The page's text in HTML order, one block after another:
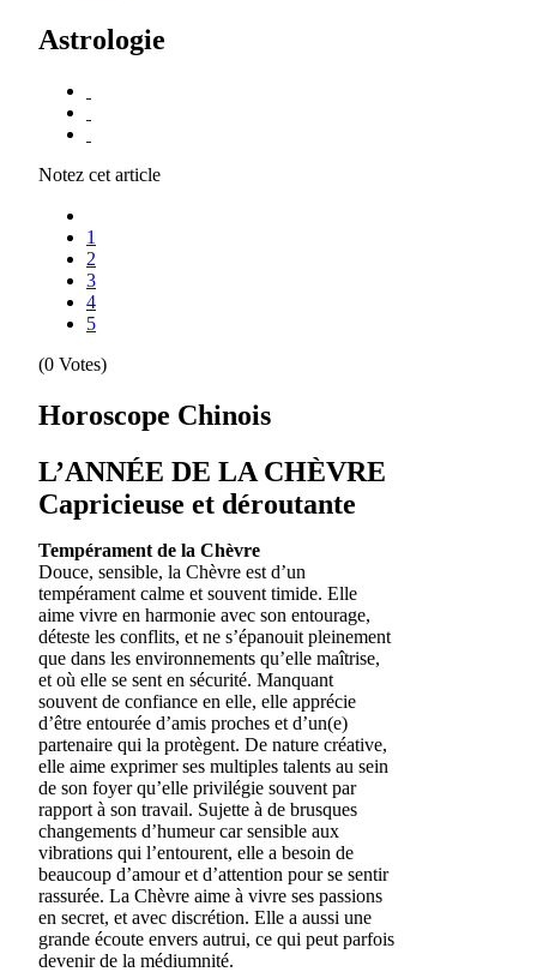
Astrologie
Notez cet article
1
2
3
4
5
(0 Votes)
Horoscope Chinois
L’ANNÉE DE LA CHÈVRE
Capricieuse et déroutante
Tempérament de la Chèvre
Douce, sensible, la Chèvre est d’un
tempérament calme et souvent timide. Elle
aime vivre en harmonie avec son entourage,
déteste les conflits, et ne s’épanouit pleinement
que dans les environnements qu’elle maîtrise,
et où elle se sent en sécurité. Manquant
souvent de confiance en elle, elle apprécie
d’être entourée d’amis proches et d’un(e)
partenaire qui la protègent. De nature créative,
elle aime exprimer ses multiples talents au sein
de son foyer qu’elle privilégie souvent par
rapport à son travail. Sujette à de brusques
changements d’humeur car sensible aux
vibrations qui l’entourent, elle a besoin de
beaucoup d’amour et d’attention pour se sentir
rassurée. La Chèvre aime à vivre ses passions
en secret, et avec discrétion. Elle a aussi une
grande écoute envers autrui, ce qui peut parfois
devenir de la médiumnité.